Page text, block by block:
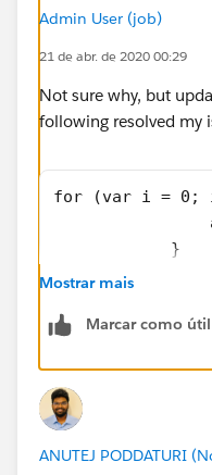
Admin User (job)
21 de abr. de 2020 00:29
Not sure why, but
following resolved my
for (var i = 0;
            }
Mostrar mais
Marcar como útil
ANUTEJ PODDATURI